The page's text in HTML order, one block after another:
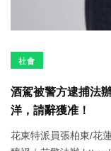
社會
酒駕被警方逮捕法
洋，請辭獲准！
花東特派員張柏東/花